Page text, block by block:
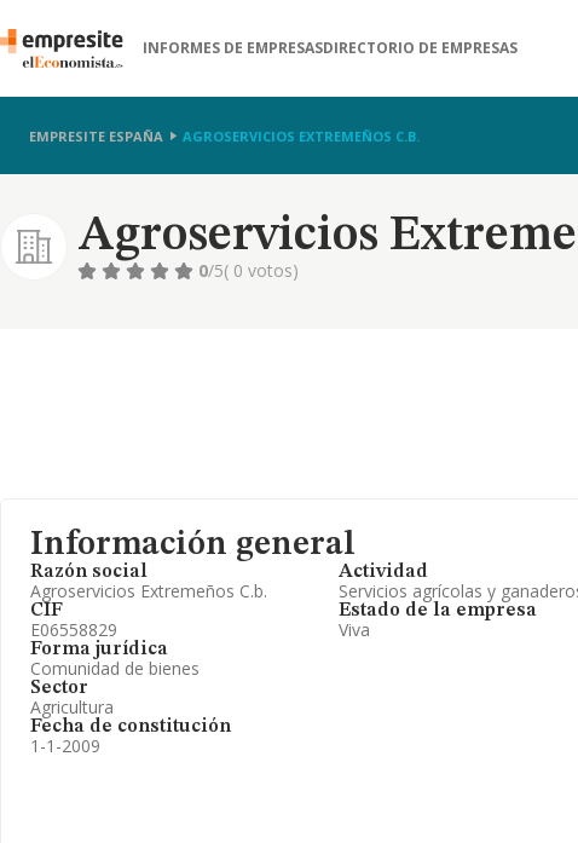
INFORMES DE EMPRESASDIRECTORIO DE EMPRESAS
EMPRESITE ESPAÑA AGROSERVICIOS EXTREMEÑOS C.B.
Agroservicios
0/5( 0 votos)
Información general
Razón social
Agroservicios Extremeños C.b.
CIF
E06558829
Forma jurídica
Comunidad de bienes
Sector
Agricultura
Fecha de constitución
1-1-2009
Actividad
Servicios agrícolas y
Estado de la empresa
Viva